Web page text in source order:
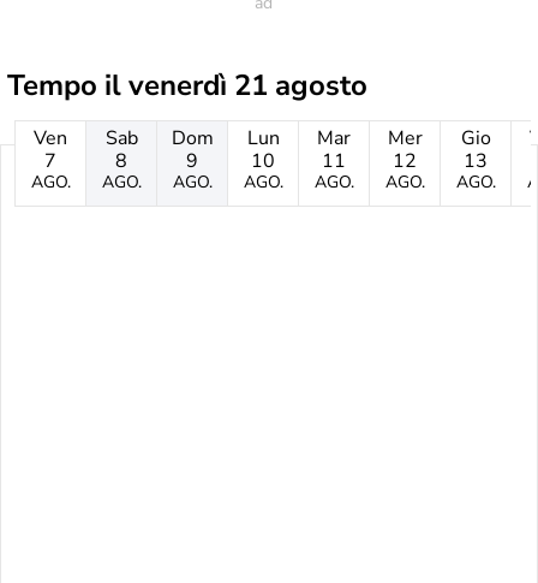
Tempo ilvenerdì 21 agosto
Ven
7
AGO.
Sab
8
AGO.
Dom
9
AGO.
Lun
10
AGO.
Mar
11
AGO.
Mer
12
AGO.
Gio
13
AGO.